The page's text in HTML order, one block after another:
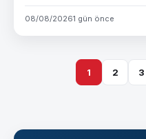
08/08/20261 gün önce
1 2 3